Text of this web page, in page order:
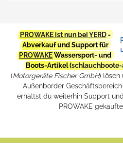
PROWAKE ist nun bei YERD-
Abverkauf und Support für
PROWAKEWassersport- und
Boots-Artikel (
(Motorgeräte Fischer GmbH) lösen
Außenborder
erhältst du weiterhin Support
PROWAKE